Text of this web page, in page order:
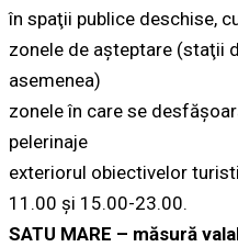
în spaţii publice deschise,
zonele de aşteptare (staţii
asemenea)
zonele în care se
pelerinaje
exteriorul obiectivelor
11.00 şi 15.00-23.00.
SATU MARE – măsură